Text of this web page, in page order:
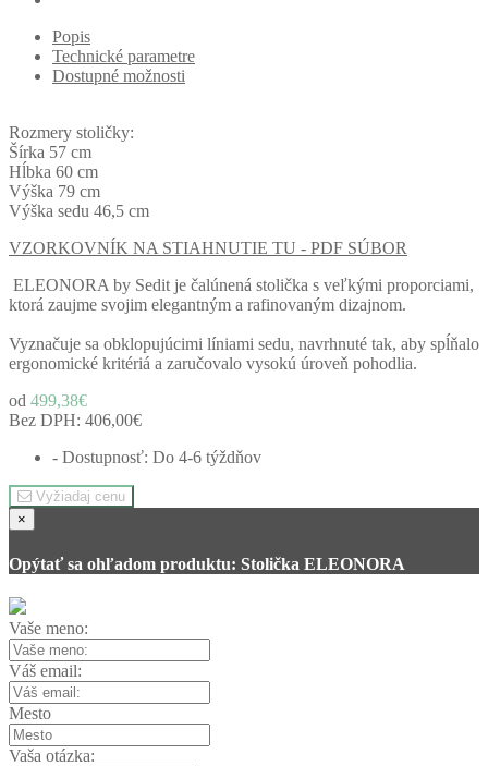
Popis
Technické parametre
Dostupné možnosti
Rozmery stoličky:
Šírka 57 cm
Hĺbka 60 cm
Výška 79 cm
Výška sedu 46,5 cm
VZORKOVNÍK NA STIAHNUTIE TU - PDF SÚBOR
ELEONORA by Sedit je čalúnená stolička s veľkými proporciami,
ktorá zaujme svojim elegantným a rafinovaným dizajnom.
Vyznačuje sa obklopujúcimi líniami sedu, navrhnuté tak, aby spĺňalo
ergonomické kritériá a zaručovalo vysokú úroveň pohodlia.
od 499,38€
Bez DPH: 406,00€
- Dostupnosť: Do 4-6 týždňov
Vyžiadaj cenu
×
Opýtať sa ohľadom produktu: Stolička ELEONORA
Vaše meno:
Váš email:
Mesto
Vaša otázka: